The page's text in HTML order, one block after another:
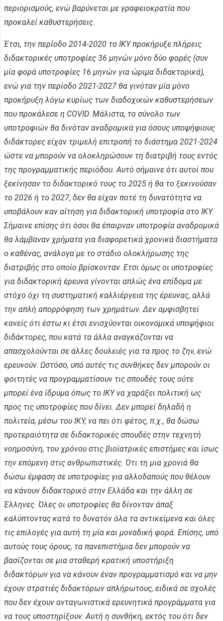
περιορισμούς, ενώ βαρύνεται με γραφειοκρατία που
προκαλεί καθυστερήσεις.
Έτσι, την περίοδο 2014-2020 το ΙΚΥ προκήρυξε πλήρεις
διδακτορικές υποτροφίες 36 μηνών μόνο δύο φορές (συν
μία φορά υποτροφίες 16 μηνών για ώριμα διδακτορικά),
ενώ για την περίοδο 2021-2027 θα γινόταν μία μόνο
προκήρυξη λόγω κυρίως των διαδοχικών καθυστερήσεων
που προκάλεσε η COVID. Μάλιστα, το σύνολο των
υποτροφιών θα δινόταν αναδρομικά για όσους υποψήφιους
διδάκτορες είχαν τριμελή επιτροπή το διάστημα 2021-2024
ώστε να μπορούν να ολοκληρώσουν τη διατριβή τους εντός
της προγραμματικής περιόδου. Αυτό σήμαινε ότι αυτοί που
ξεκίνησαν το διδακτορικό τους το 2025 ή θα το ξεκινούσαν
το 2026 ή το 2027, δεν θα είχαν ποτέ τη δυνατότητα να
υποβάλουν καν αίτηση για διδακτορική υποτροφία στο ΙΚΥ.
Σήμαινε επίσης ότι όσοι θα έπαιρναν υποτροφία αναδρομικά
θα λάμβαναν χρήματα για διαφορετικά χρονικά διαστήματα
ο καθένας, ανάλογα με το στάδιο ολοκλήρωσης της
διατριβής στο οποίο βρίσκονταν. Ετσι όμως οι υποτροφίες
για διδακτορική έρευνα γίνονται απλώς ένα επίδομα με
στόχο όχι τη συστηματική καλλιέργεια της έρευνας, αλλά
την απλή απορρόφηση των χρημάτων. Δεν αμφισβητεί
κανείς ότι έστω κι έτσι ενισχύονται οικονομικά υποψήφιοι
διδάκτορες, που κατά τα άλλα αναγκάζονται να
απασχολούνται σε άλλες δουλειές για τα προς το ζην, ενώ
ερευνούν. Ωστόσο, υπό αυτές τις συνθήκες δεν μπορούν οι
φοιτητές να προγραμματίσουν τις σπουδές τους ούτε
μπορεί ένα ίδρυμα όπως το ΙΚΥ να χαράξει πολιτική ως
προς τις υποτροφίες που δίνει. Δεν μπορεί δηλαδή η
πολιτεία, μέσω του ΙΚΥ, να πει ότι φέτος, π.χ., θα δώσω
προτεραιότητα σε διδακτορικές σπουδές στην τεχνητή
νοημοσύνη, του χρόνου στις βιοϊατρικές επιστήμες και ίσως
την επόμενη στις ανθρωπιστικές. Ότι τη μια χρονιά θα
δώσω έμφαση σε υποτροφίες για αλλοδαπούς που θέλουν
να κάνουν διδακτορικό στην Ελλάδα και την άλλη σε
Έλληνες. Όλες οι υποτροφίες θα δίνονταν άπαξ
καλύπτοντας κατά το δυνατόν όλα τα αντικείμενα και όλες
τις επιλογές για αυτή τη μία και μοναδική φορά. Επίσης, υπό
αυτούς τους όρους, τα πανεπιστήμια δεν μπορούν να
βασίζονται σε μια σταθερή κρατική υποστήριξη
διδακτόρων για να κάνουν έναν προγραμματισμό και να μην
έχουν στρατιές διδακτόρων απλήρωτους, ειδικά σε σχολές
που δεν έχουν ανταγωνιστικά ερευνητικά προγράμματα για
να τους υποστηρίξουν. Αυτή η συνθήκη, εκτός του ότι δεν